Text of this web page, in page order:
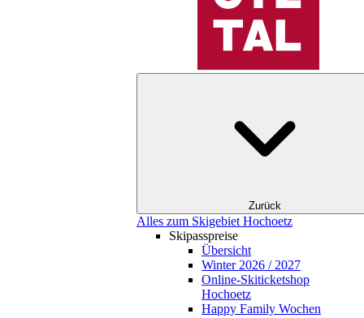
Zurück
Alles zum Skigebiet Hochoetz
Skipasspreise
Übersicht
Winter 2026 / 2027
Online-Skiticketshop
Hochoetz
Happy Family Wochen